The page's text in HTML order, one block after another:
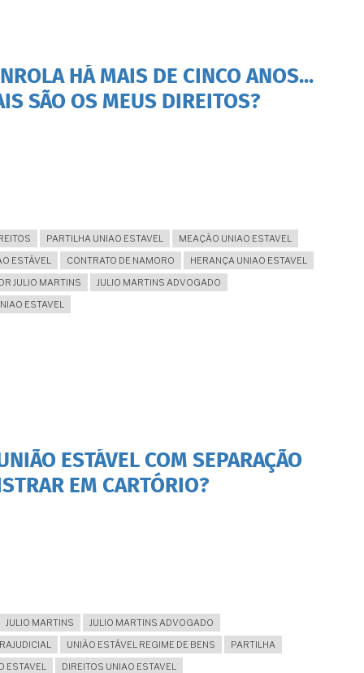
HÁ MAIS DE CINCO ANOS...
SÃO OS MEUS DIREITOS?
PARTILHA UNIAO ESTAVEL
MEAÇÃO UNIAO ESTAVEL
ESTÁVEL
CONTRATO DE NAMORO
HERANÇA UNIAO ESTAVEL
JULIO MARTINS
JULIO MARTINS ADVOGADO
ESTAVEL
ESTÁVEL COM SEPARAÇÃO
EM CARTÓRIO?
JULIO MARTINS
JULIO MARTINS ADVOGADO
UNIÃO ESTÁVEL REGIME DE BENS
PARTILHA
ESTAVEL
DIREITOS UNIAO ESTAVEL